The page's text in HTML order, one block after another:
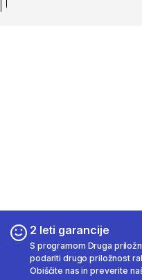
2 leti garancije
S programom Druga
podariti drugo priložnost
Obiščite nas in preverite